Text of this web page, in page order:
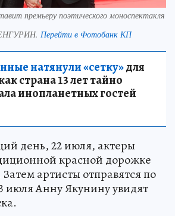
премьеру поэтического моноспектакля
Перейти в Фотобанк КП
натянули «сетку»для
страна 13 лет тайно
инопланетных гостей
день, 22 июля, актеры
красной дорожке
артисты отправятся по
июля Анну Якунину увидят